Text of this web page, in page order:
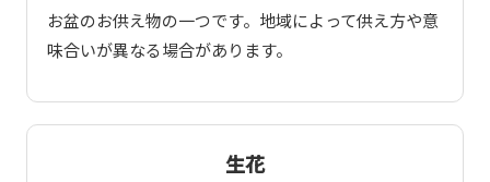
お盆のお供え物の一つです。地域によって供え方や意
味合いが異なる場合があります。
生花